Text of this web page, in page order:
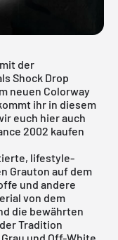
der
Shock Drop
neuen Colorway
ihr in diesem
euch hier auch
2002 kaufen
lifestyle-
Grauton auf dem
und andere
von dem
die bewährten
Tradition